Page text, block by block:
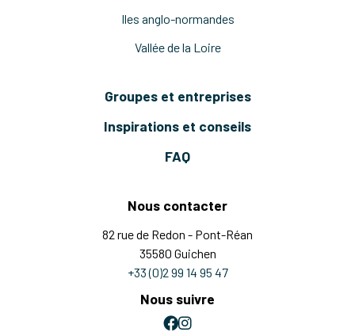
Iles anglo-normandes
Vallée de la Loire
Groupes et entreprises
Inspirations et conseils
FAQ
Nous contacter
82 rue de Redon - Pont-Réan
35580 Guichen
+33 (0)2 99 14 95 47
Nous suivre